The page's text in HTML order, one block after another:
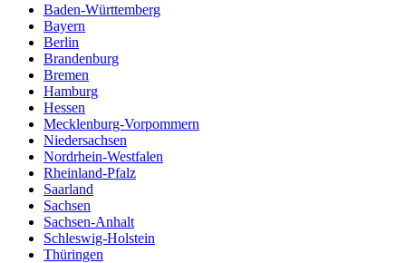
Baden-Württemberg
Bayern
Berlin
Brandenburg
Bremen
Hamburg
Hessen
Mecklenburg-Vorpommern
Niedersachsen
Nordrhein-Westfalen
Rheinland-Pfalz
Saarland
Sachsen
Sachsen-Anhalt
Schleswig-Holstein
Thüringen